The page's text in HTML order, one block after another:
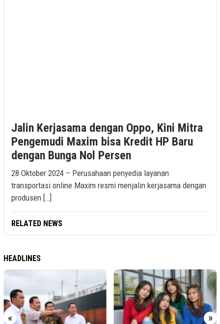
Jalin Kerjasama dengan Oppo, Kini Mitra
Pengemudi Maxim bisa Kredit HP Baru
dengan Bunga Nol Persen
28 Oktober 2024 – Perusahaan penyedia layanan
transportasi online Maxim resmi menjalin kerjasama dengan
produsen […]
RELATED NEWS
HEADLINES
« »